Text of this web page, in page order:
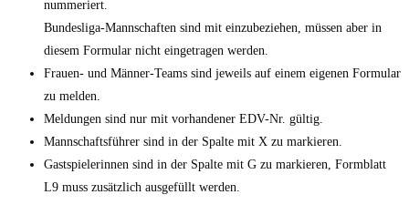
nummeriert.
Bundesliga-Mannschaften sind mit einzubeziehen, müssen aber in
diesem Formular nicht eingetragen werden.
Frauen- und Männer-Teams sind jeweils auf einem eigenen Formular
zu melden.
Meldungen sind nur mit vorhandener EDV-Nr. gültig.
Mannschaftsführer sind in der Spalte mit X zu markieren.
Gastspielerinnen sind in der Spalte mit G zu markieren, Formblatt
L9 muss zusätzlich ausgefüllt werden.